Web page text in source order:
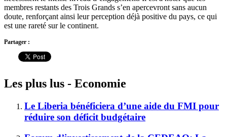
membres restants des Trois Grands s’en apercevront sans aucun
doute, renforçant ainsi leur perception déjà positive du pays, ce qui
est une rareté sur le continent.
Partager :
Les plus lus - Economie
Le Liberia bénéficiera d’une aide du FMI pour
réduire son déficit budgétaire